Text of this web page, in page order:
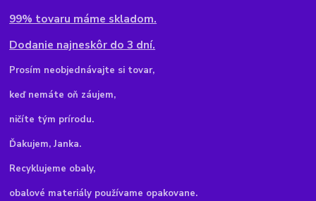
99% tovaru máme skladom.
Dodanie najneskôr do 3 dní.
Prosím neobjednávajte si tovar,
keď nemáte oň záujem,
ničíte tým prírodu.
Ďakujem, Janka.
Recyklujeme obaly,
obalové materiály používame opakovane.